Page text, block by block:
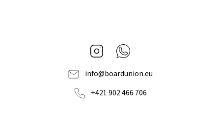
Instagram
info@boardunion.eu
+421 902 466 706